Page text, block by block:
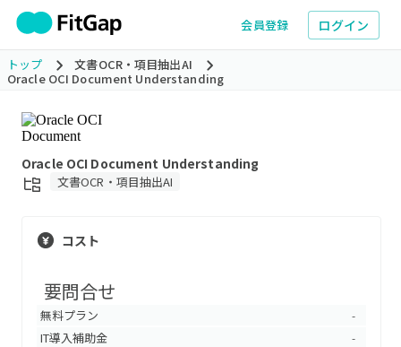
会員登録 ログイン
トップ
文書OCR・項目抽出AI
Oracle OCI Document Understanding
Oracle OCI Document Understanding
文書OCR・項目抽出AI
コスト
要問合せ
無料プラン -
IT導入補助金 -